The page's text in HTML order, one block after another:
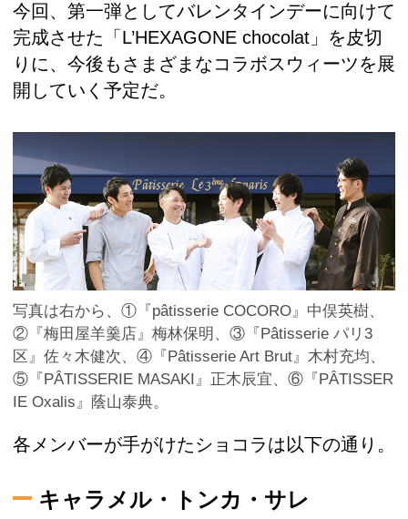
今回、第一弾としてバレンタインデーに向けて
完成させた「L’HEXAGONE chocolat」を皮切
りに、今後もさまざまなコラボスウィーツを展
開していく予定だ。
写真は右から、①『pâtisserie COCORO』中俣英樹、
②『梅田屋羊羹店』梅林保明、③『Pâtisserie パリ3
区』佐々木健次、④『Pâtisserie Art Brut』木村充均、
⑤『PÂTISSERIE MASAKI』正木辰宜、⑥『PÂTISSER
IE Oxalis』蔭山泰典。
各メンバーが手がけたショコラは以下の通り。
キャラメル・トンカ・サレ